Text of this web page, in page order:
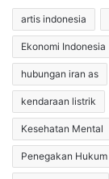
artis indonesia
Ekonomi Indonesia
hubungan iran as
kendaraan listrik
Kesehatan Mental
Penegakan Hukum